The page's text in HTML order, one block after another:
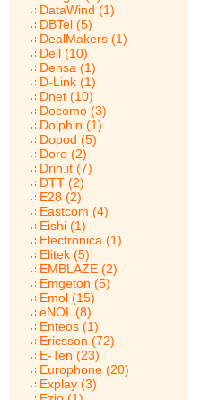
DataWind (1)
DBTel (5)
DealMakers (1)
Dell (10)
Densa (1)
D-Link (1)
Dnet (10)
Docomo (3)
Dolphin (1)
Dopod (5)
Doro (2)
Drin.it (7)
DTT (2)
E28 (2)
Eastcom (4)
Eishi (1)
Electronica (1)
Elitek (5)
EMBLAZE (2)
Emgeton (5)
Emol (15)
eNOL (8)
Enteos (1)
Ericsson (72)
E-Ten (23)
Europhone (20)
Explay (3)